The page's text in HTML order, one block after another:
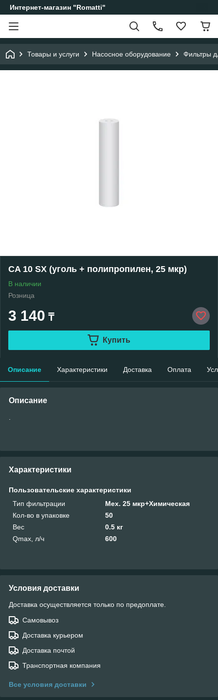
Интернет-магазин "Romatti"
Товары и услуги Насосное оборудование Фильтры
CA 10 SX (уголь + полипропилен, 25 мкр)
В наличии
Розница
3 140 ₸
Купить
Описание Характеристики Доставка Оплата
Описание
Характеристики
Пользовательские характеристики
Тип фильтрации
Мех. 25 мкр+Химическая
Кол-во в упаковке
50
Вес
0.5 кг
Qmax, л/ч
600
Условия доставки
Доставка осуществляется только по предоплате.
Самовывоз
Доставка курьером
Доставка почтой
Транспортная компания
Все условия доставки